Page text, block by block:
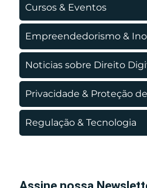
Cursos & Eventos
Empreendedorismo &
Noticias sobre Direito
Privacidade & Proteção
Regulação & Tecnologia